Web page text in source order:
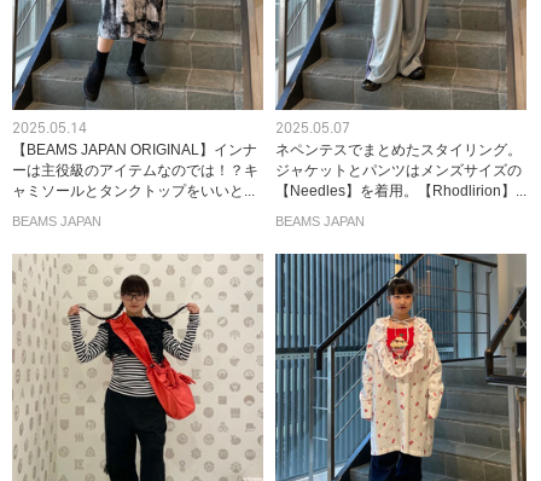
2025.05.14
【BEAMS JAPAN ORIGINAL】インナ
ーは主役級のアイテムなのでは！？キ
ャミソールとタンクトップをいいと...
BEAMS JAPAN
2025.05.07
ネペンテスでまとめたスタイリング。
ジャケットとパンツはメンズサイズの
【Needles】を着用。【Rhodlirion】...
BEAMS JAPAN